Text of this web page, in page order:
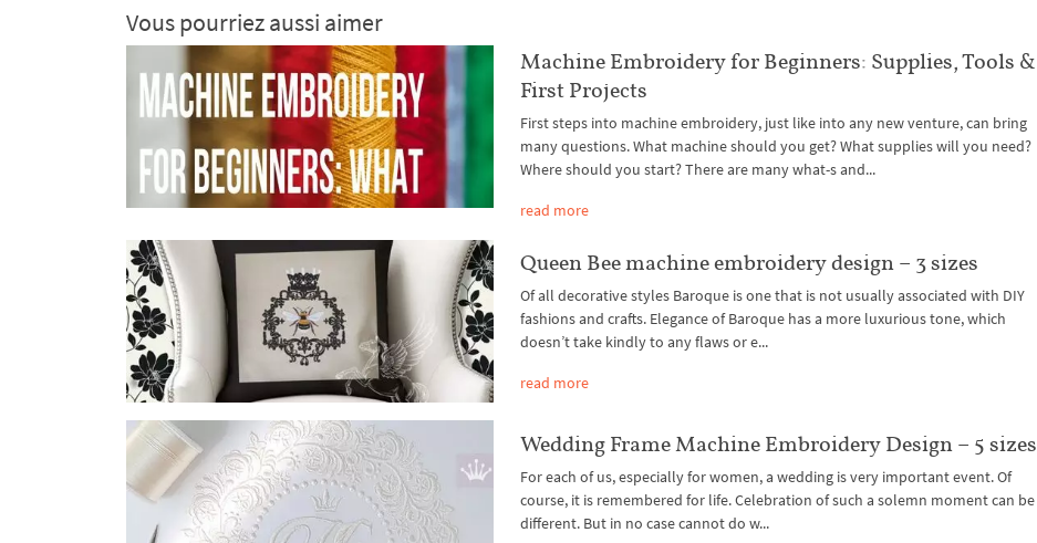
Vous pourriez aussi aimer
Machine Embroidery for Beginners: Supplies, Tools &
First Projects
First steps into machine embroidery, just like into any new venture, can bring
many questions. What machine should you get? What supplies will you need?
Where should you start? There are many what-s and...
read more
Queen Bee machine embroidery design – 3 sizes
Of all decorative styles Baroque is one that is not usually associated with DIY
fashions and crafts. Elegance of Baroque has a more luxurious tone, which
doesn’t take kindly to any flaws or e...
read more
Wedding Frame Machine Embroidery Design – 5 sizes
For each of us, especially for women, a wedding is very important event. Of
course, it is remembered for life. Celebration of such a solemn moment can be
different. But in no case cannot do w...